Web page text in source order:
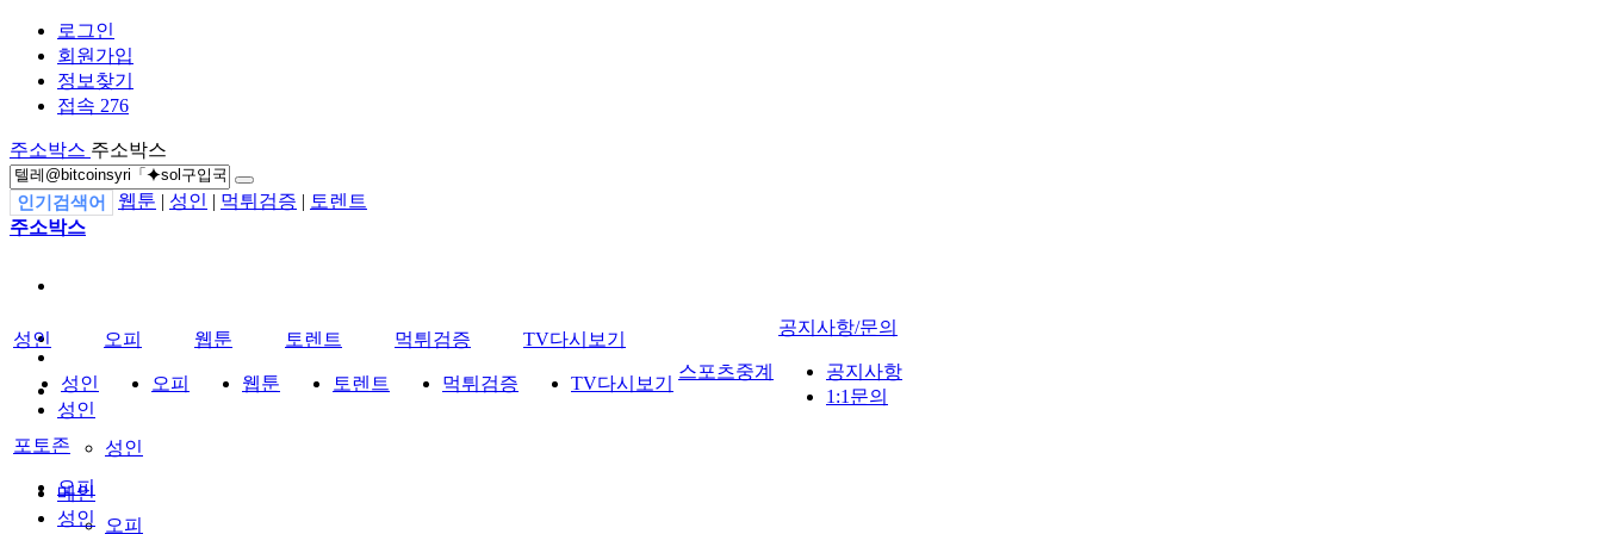
로그인
회원가입
정보찾기
접속 276
주소박스 주소박스
인기검색어 웹툰 | 성인 | 먹튀검증 | 토렌트
주소박스
성인
성인
오피
오피
성인
성인
오피
오피
웹툰
웹툰
토렌트
토렌트
먹튀검증
먹튀검증
TV다시보기
TV다시보기
스포츠중계
공지사항/문의
공지사항
1:1문의
포토존
메인
성인